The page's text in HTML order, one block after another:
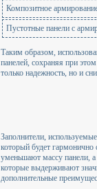
Композитное
Пустотные панели с
Таким образом,
панелей, сохраняя при
только надежность, но и
Заполнители,
который будет гармонично
уменьшают массу панели, а
которые выдерживают
дополнительные